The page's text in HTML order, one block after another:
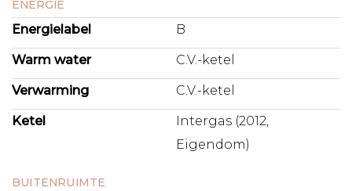
ENERGIE
Energielabel B
Warm water C.V.-ketel
Verwarming C.V.-ketel
Ketel
Intergas (2012,
Eigendom)
BUITENRUIMTE